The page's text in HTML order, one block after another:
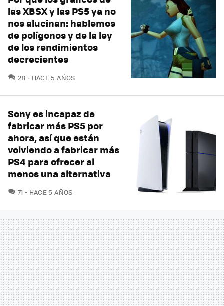
las XBSX y las PS5 ya no
nos alucinan: hablemos
de polígonos y de la ley
de los rendimientos
decrecientes
28 COMENTARIOS
HACE 5 AÑOS
Sony es incapaz de
fabricar más PS5 por
ahora, así que están
volviendo a fabricar más
PS4 para ofrecer al
menos una alternativa
71 COMENTARIOS
HACE 5 AÑOS